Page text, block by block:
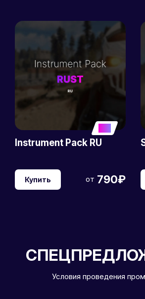
Instrument Pack RU
Купить от 790₽
Условия проведения